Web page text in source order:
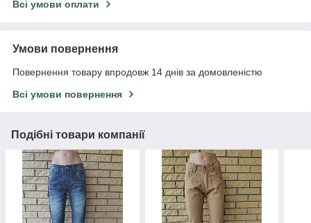
Всі умови оплати
Умови повернення
Повернення товару впродовж 14 днів за домовленістю
Всі умови повернення
Подібні товари компанії